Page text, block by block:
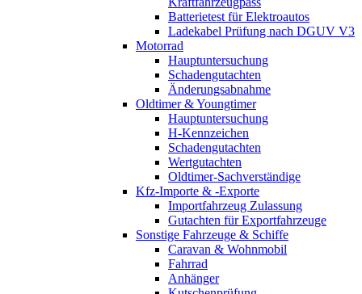
Batterietest für Elektroautos
Ladekabel Prüfung nach DGUV V3
Motorrad
Hauptuntersuchung
Schadengutachten
Änderungsabnahme
Oldtimer & Youngtimer
Hauptuntersuchung
H-Kennzeichen
Schadengutachten
Wertgutachten
Oldtimer-Sachverständige
Kfz-Importe & -Exporte
Importfahrzeug Zulassung
Gutachten für Exportfahrzeuge
Sonstige Fahrzeuge & Schiffe
Caravan & Wohnmobil
Fahrrad
Anhänger